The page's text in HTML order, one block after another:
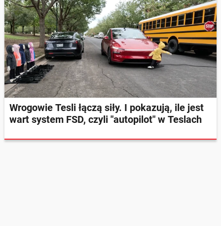
Wrogowie Tesli łączą siły. I pokazują, ile jest
wart system FSD, czyli "autopilot" w Teslach